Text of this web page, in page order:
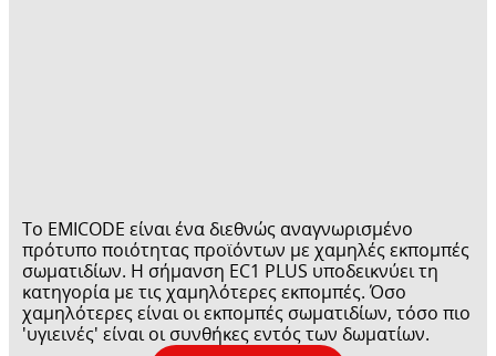
To EMICODE είναι ένα διεθνώς αναγνωρισμένο
πρότυπο ποιότητας προϊόντων με χαμηλές εκπομπές
σωματιδίων. Η σήμανση EC1 PLUS υποδεικνύει τη
κατηγορία με τις χαμηλότερες εκπομπές. Όσο
χαμηλότερες είναι οι εκπομπές σωματιδίων, τόσο πιο
'υγιεινές' είναι οι συνθήκες εντός των δωματίων.